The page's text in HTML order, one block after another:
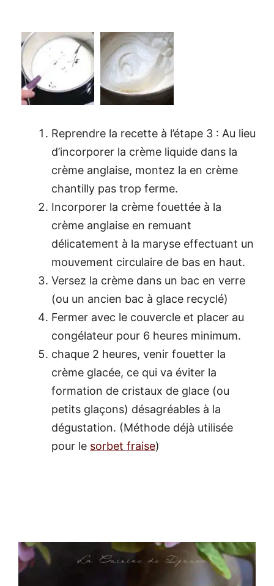
Reprendre la recette à l’étape 3 : Au lieu
d’incorporer la crème liquide dans la
crème anglaise, montez la en crème
chantilly pas trop ferme.
Incorporer la crème fouettée à la
crème anglaise en remuant
délicatement à la maryse effectuant un
mouvement circulaire de bas en haut.
Versez la crème dans un bac en verre
(ou un ancien bac à glace recyclé)
Fermer avec le couvercle et placer au
congélateur pour 6 heures minimum.
chaque 2 heures, venir fouetter la
crème glacée, ce qui va éviter la
formation de cristaux de glace (ou
petits glaçons) désagréables à la
dégustation. (Méthode déjà utilisée
pour le sorbet fraise)